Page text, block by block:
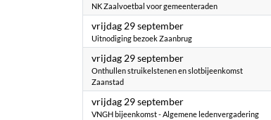
NK Zaalvoetbal voor gemeenteraden
vrijdag 29 september2023
Uitnodiging bezoek Zaanbrug
vrijdag 29 september2023
Onthullen struikelstenen en slotbijeenkomst
Zaanstad
vrijdag 29 september2023
VNGH bijeenkomst - Algemene ledenvergadering